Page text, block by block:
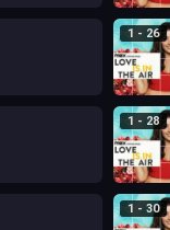
1 - 26
1 - 28
1 - 30